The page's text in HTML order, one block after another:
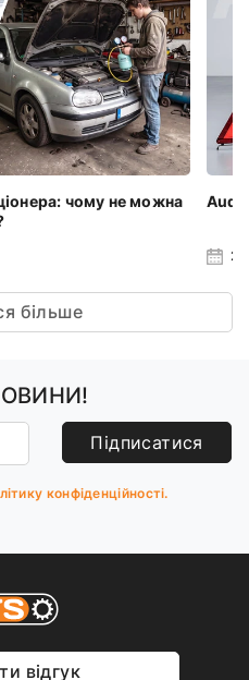
чому не можна
Audi
більше
Підписатися
конфіденційності.
відгук